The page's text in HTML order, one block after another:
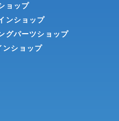
ョップ
ンショップ
グパーツショップ
ショップ